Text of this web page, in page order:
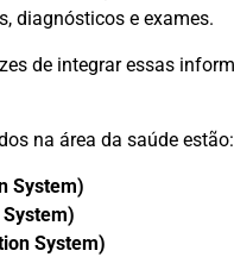
diagnósticos e exames.
de integrar essas
na área da saúde estão:
System)
System)